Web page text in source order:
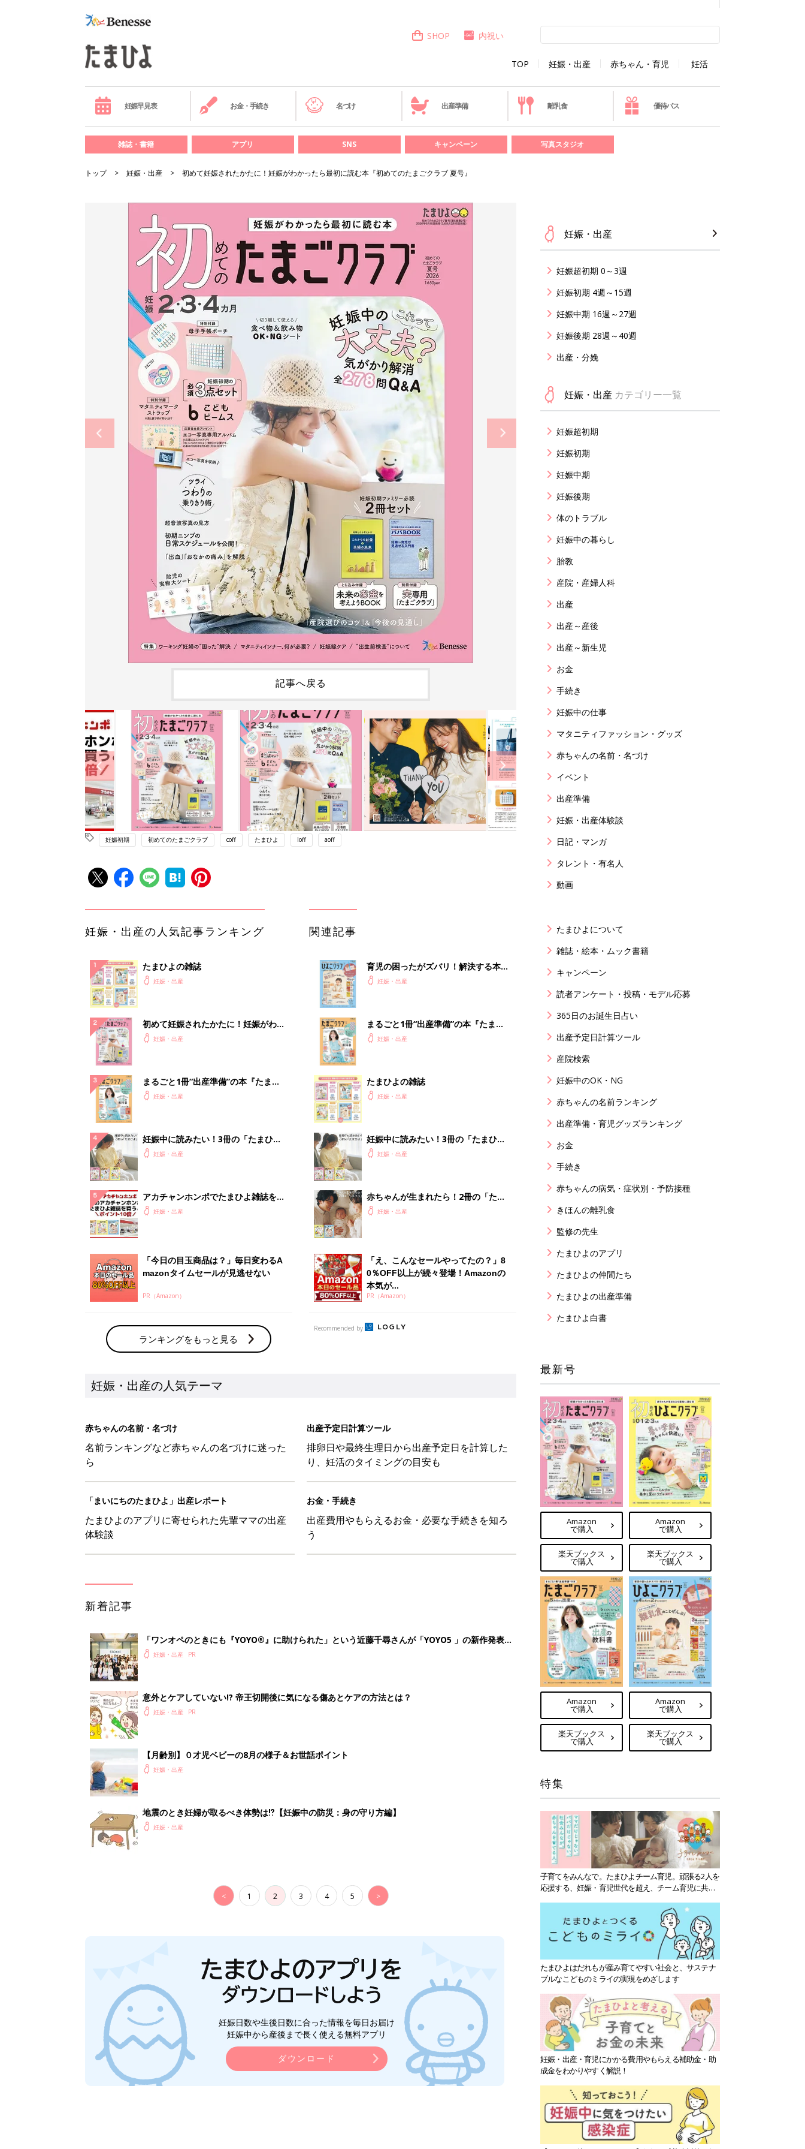
TOP 妊娠・出産 赤ちゃん・育児 妊活
SHOP 内祝い
妊娠早見表 お金・手続き 名づけ 出産準備 離乳食 優待パス
雑誌・書籍 アプリ SNS キャンペーン 写真スタジオ
トップ 妊娠・出産 初めて妊娠されたかたに！妊娠がわかったら最初に読む本『初めてのたまごクラブ 夏号』
記事へ戻る
妊娠初期 初めてのたまごクラブ coff たまひよ loff aoff
妊娠・出産の人気記事ランキング
たまひよの雑誌
妊娠・出産
初めて妊娠されたかたに！妊娠がわか
ったら最初に読む本『初めてのたまご
妊娠・出産
まるごと1冊“出産準備”の本『たまご
クラブ 夏号』〈スペシャル大特集〉
妊娠・出産
妊娠中に読みたい！3冊の「たまひ
よ」妊娠・出産
アカチャンホンポでたまひよ雑誌を買
うとポイント10倍【期間限定】
妊娠・出産
「今日の目玉商品は？」毎日変わるA
mazonタイムセールが見逃せない
PR（Amazon）
ランキングをもっと見る
関連記事
育児の困ったがズバリ！解決する本
『ひよこクラブ 秋号』 4カ月～2才
妊娠・出産
まるごと1冊“出産準備”の本『たまご
クラブ 夏号』〈スペシャル大特集〉
妊娠・出産
たまひよの雑誌
妊娠・出産
妊娠中に読みたい！3冊の「たまひ
よ」妊娠・出産
赤ちゃんが生まれたら！2冊の「たま
ひよ」
妊娠・出産
「え、こんなセールやってたの？」8
0％OFF以上が続々登場！Amazonの
本気が...
PR（Amazon）
Recommended by
妊娠・出産の人気テーマ
赤ちゃんの名前・名づけ
名前ランキングなど赤ちゃんの名づけに迷った
ら
出産予定日計算ツール
排卵日や最終生理日から出産予定日を計算した
り、妊活のタイミングの目安も
「まいにちのたまひよ」出産レポート
たまひよのアプリに寄せられた先輩ママの出産
体験談
お金・手続き
出産費用やもらえるお金・必要な手続きを知ろ
う
新着記事
「ワンオペのときにも『YOYO®』に助けられた」という近藤千尋さんが「YOYO5 」の新作発表
会に登場。「YOYO®」を愛用し続けている魅力とは!?
妊娠・出産
意外とケアしていない!? 帝王切開後に気になる傷あとケアの方法とは？
妊娠・出産
【月齢別】０才児ベビーの8月の様子＆お世話ポイント
妊娠・出産
地震のとき妊婦が取るべき体勢は⁉︎【妊娠中の防災：身の守り方編】
妊娠・出産
< 1 2 3 4 5 >
妊娠日数や生後日数に合った情報を毎日お届け
妊娠中から産後まで長く使える無料アプリ
ダウンロード
妊娠・出産
妊娠超初期 0～3週
妊娠初期 4週～15週
妊娠中期 16週～27週
妊娠後期 28週～40週
出産・分娩
妊娠・出産 カテゴリー一覧
妊娠超初期
妊娠初期
妊娠中期
妊娠後期
体のトラブル
妊娠中の暮らし
胎教
産院・産婦人科
出産
出産～産後
出産～新生児
お金
手続き
妊娠中の仕事
マタニティファッション・グッズ
赤ちゃんの名前・名づけ
イベント
出産準備
妊娠・出産体験談
日記・マンガ
タレント・有名人
動画
たまひよについて
雑誌・絵本・ムック書籍
キャンペーン
読者アンケート・投稿・モデル応募
365日のお誕生日占い
出産予定日計算ツール
産院検索
妊娠中のOK・NG
赤ちゃんの名前ランキング
出産準備・育児グッズランキング
お金
手続き
赤ちゃんの病気・症状別・予防接種
きほんの離乳食
監修の先生
たまひよのアプリ
たまひよの仲間たち
たまひよの出産準備
たまひよ白書
最新号
Amazon
で購入
楽天ブックス
で購入
Amazon
で購入
楽天ブックス
で購入
Amazon
で購入
楽天ブックス
で購入
Amazon
で購入
楽天ブックス
で購入
特集
子育てをみんなで。たまひよチーム育児。頑張る2人を
応援する、妊娠・育児世代を超え、チーム育児に共感
たまひよはだれもが産み育てやすい社会と、サステナ
ブルなこどものミライの実現をめざします
妊娠・出産・育児にかかる費用やもらえる補助金・助
成金をわかりやすく解説！